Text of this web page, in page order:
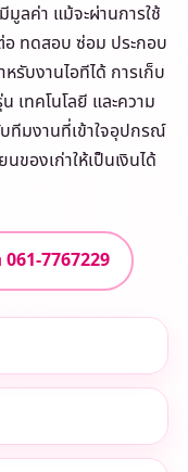
ลค่า แม้จะผ่านการใช้
อ ทดสอบ ซ่อม ประกอบ
หรับงานไอทีได้ การเก็บ
เทคโนโลยี และความ
ทีมงานที่เข้าใจอุปกรณ์
องเก่าให้เป็นเงินได้
061-7767229